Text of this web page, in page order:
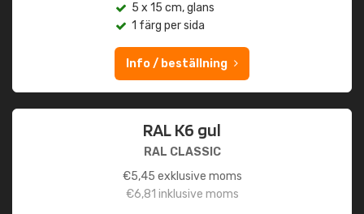
5 x 15 cm, glans
1 färg per sida
Info / beställning
RAL K6 gul
RAL CLASSIC
€5,45 exklusive moms
€6,81 inklusive moms